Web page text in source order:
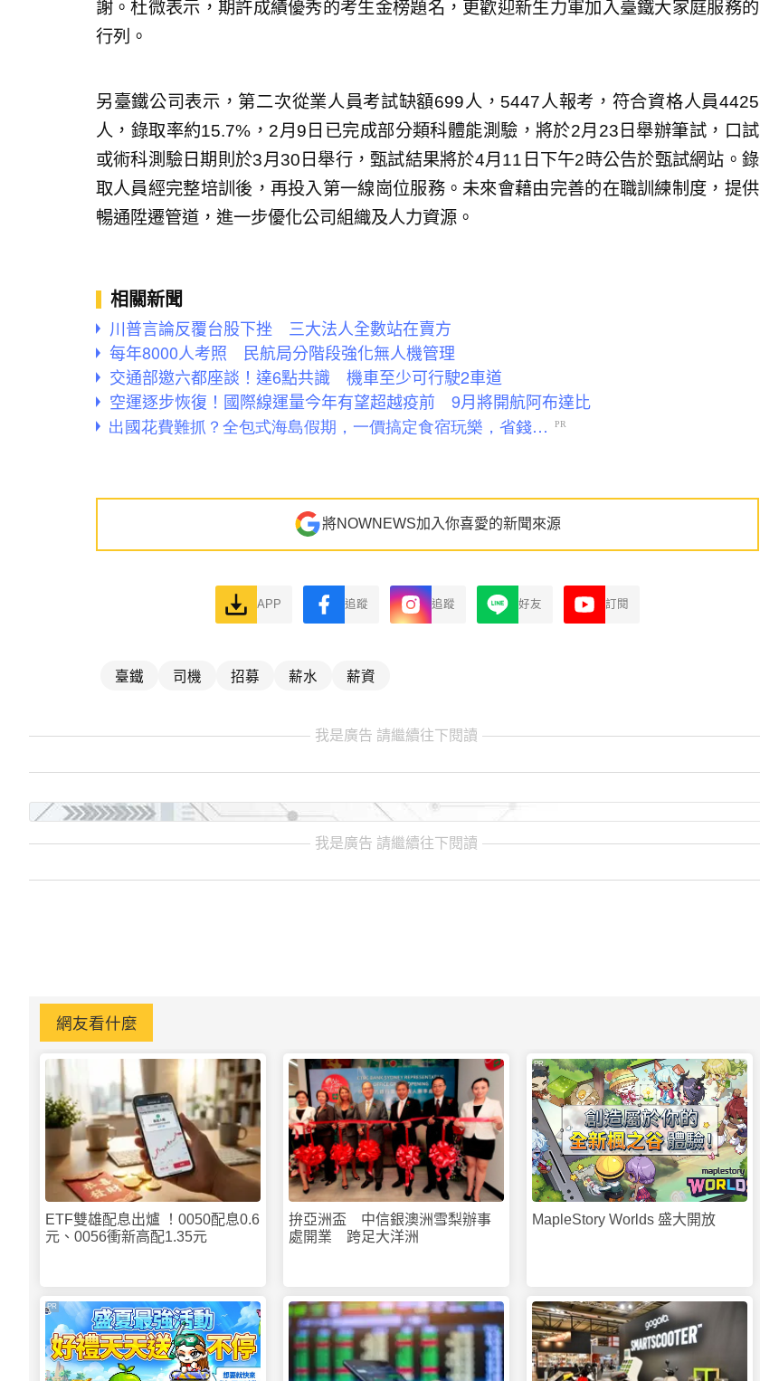
謝。杜微表示，期許成績優秀的考生金榜題名，更歡迎新生力軍加入臺鐵大家庭服務的
行列。
另臺鐵公司表示，第二次從業人員考試缺額699人，5447人報考，符合資格人員4425
人，錄取率約15.7%，2月9日已完成部分類科體能測驗，將於2月23日舉辦筆試，口試
或術科測驗日期則於3月30日舉行，甄試結果將於4月11日下午2時公告於甄試網站。錄
取人員經完整培訓後，再投入第一線崗位服務。未來會藉由完善的在職訓練制度，提供
暢通陞遷管道，進一步優化公司組織及人力資源。
相關新聞
川普言論反覆台股下挫 三大法人全數站在賣方
每年8000人考照 民航局分階段強化無人機管理
交通部邀六都座談！達6點共識 機車至少可行駛2車道
空運逐步恢復！國際線運量今年有望超越疫前 9月將開航阿布達比
將NOWNEWS加入你喜愛的新聞來源
APP 追蹤 追蹤 好友 訂閱
臺鐵 司機 招募 薪水 薪資
我是廣告 請繼續往下閱讀
我是廣告 請繼續往下閱讀
網友看什麼
ETF雙雄配息出爐 ！0050配息0.6
元、0056衝新高配1.35元
拚亞洲盃 中信銀澳洲雪梨辦事
處開業 跨足大洋洲
MapleStory Worlds 盛大開放
PR
PR